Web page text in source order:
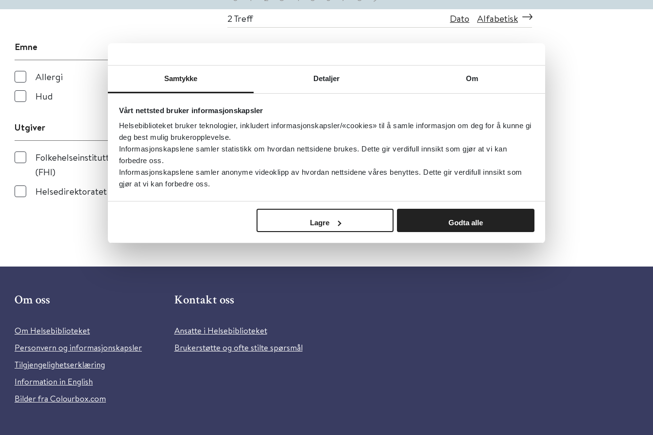
Samtykke Detaljer Om
Vårt nettsted bruker informasjonskapsler
Helsebiblioteket bruker teknologier, inkludert informasjonskapsler/«cookies» til å samle informasjon om deg for å kunne gi
deg best mulig brukeropplevelse.
Informasjonskapslene samler statistikk om hvordan nettsidene brukes. Dette gir verdifull innsikt som gjør at vi kan
forbedre oss.
Informasjonskapslene samler anonyme videoklipp av hvordan nettsidene våres benyttes. Dette gir verdifull innsikt som
gjør at vi kan forbedre oss.
Lagre Godta alle
Emne
Allergi
Hud
Utgiver
Folkehelseinstituttet
(FHI)
Helsedirektoratet
2 Treff Dato Alfabetisk
Detaljer
Hud- og veneriske sykdommer - prioriteringsveileder
Om oss
Om Helsebiblioteket
Personvern og informasjonskapsler
Tilgjengelighetserklæring
Information in English
Bilder fra Colourbox.com
Kontakt oss
Ansatte i Helsebiblioteket
Brukerstøtte og ofte stilte spørsmål